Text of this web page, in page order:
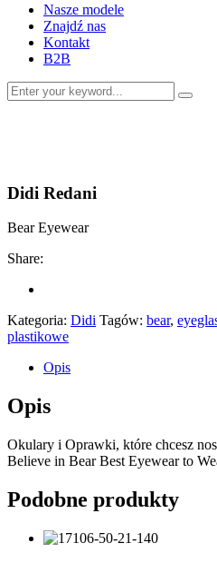
Nasze modele
Znajdź nas
Kontakt
B2B
Search
for:
Didi Redani
Bear Eyewear
Share:
Kategoria: Didi Tagów: bear,
plastikowe
Opis
Opis
Okulary i Oprawki, które chcesz
Believe in Bear Best Eyewear to
Podobne produkty